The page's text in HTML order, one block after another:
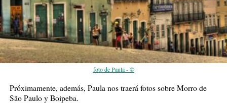
foto de Paula - ©
Próximamente, además, Paula nos traerá fotos sobre Morro de
São Paulo y Boipeba.